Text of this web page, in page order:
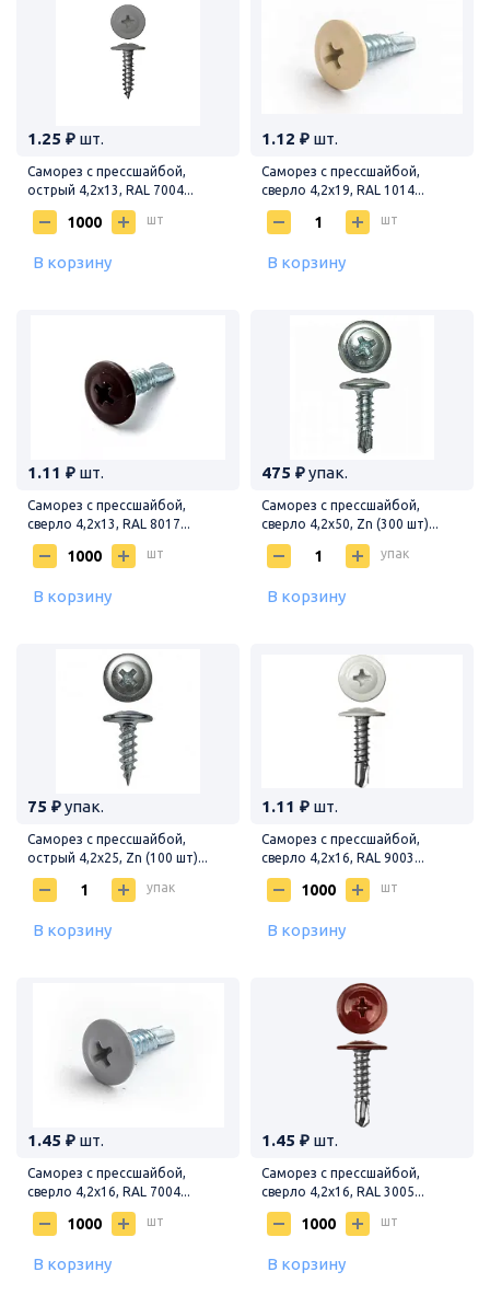
1.25 ₽ шт.
Саморез с прессшайбой,
острый 4,2х13, RAL 7004...
шт
В корзину
1.12 ₽ шт.
Саморез с прессшайбой,
сверло 4,2х19, RAL 1014...
шт
В корзину
1.11 ₽ шт.
Саморез с прессшайбой,
сверло 4,2х13, RAL 8017...
шт
В корзину
475 ₽упак.
Саморез с прессшайбой,
сверло 4,2х50, Zn (300 шт)...
упак
В корзину
75 ₽упак.
Саморез с прессшайбой,
острый 4,2х25, Zn (100 шт)...
упак
В корзину
1.11 ₽ шт.
Саморез с прессшайбой,
сверло 4,2х16, RAL 9003...
шт
В корзину
1.45 ₽ шт.
Саморез с прессшайбой,
сверло 4,2х16, RAL 7004...
шт
В корзину
1.45 ₽ шт.
Саморез с прессшайбой,
сверло 4,2х16, RAL 3005...
шт
В корзину